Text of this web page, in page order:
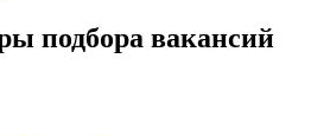
подбора вакансий